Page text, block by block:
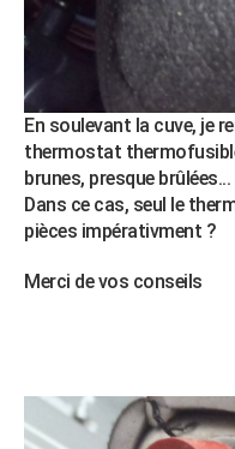
En soulevant la cuve, je
thermostat
brunes, presque brûlées...
Dans ce cas, seul le
pièces impérativment ?
Merci de vos conseils